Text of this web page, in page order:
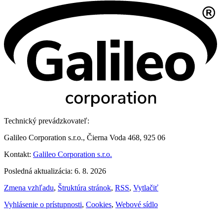
Technický prevádzkovateľ:
Galileo Corporation s.r.o., Čierna Voda 468, 925 06
Kontakt: Galileo Corporation s.r.o.
Posledná aktualizácia: 6. 8. 2026
Zmena vzhľadu, Štruktúra stránok, RSS, Vytlačiť
Vyhlásenie o prístupnosti, Cookies, Webové sídlo